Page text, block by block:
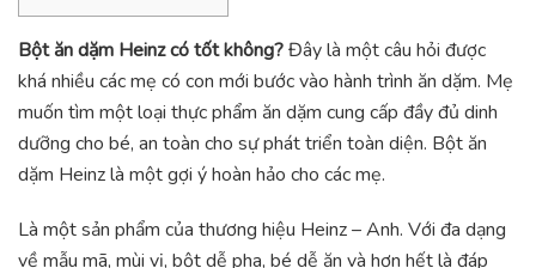
Bột ăn dặm Heinz có tốt không?Đây là một câu hỏi được
khá nhiều các mẹ có con mới bước vào hành trình ăn dặm. Mẹ
muốn tìm một loại thực phẩm ăn dặm cung cấp đầy đủ dinh
dưỡng cho bé, an toàn cho sự phát triển toàn diện. Bột ăn
dặm Heinz là một gợi ý hoàn hảo cho các mẹ.
Là một sản phẩm của thương hiệu Heinz – Anh. Với đa dạng
về mẫu mã, mùi vị, bột dễ pha, bé dễ ăn và hơn hết là đáp